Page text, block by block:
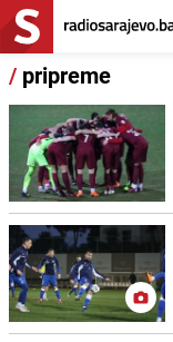
/ pripreme